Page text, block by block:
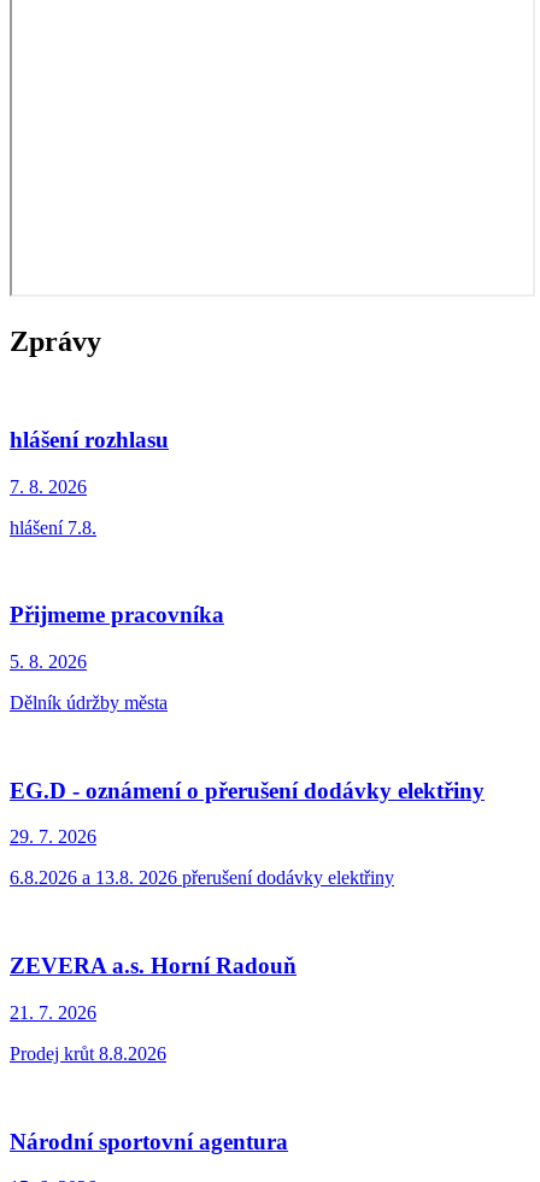
Zprávy
hlášení rozhlasu
7. 8. 2026
hlášení 7.8.
Přijmeme pracovníka
5. 8. 2026
Dělník údržby města
EG.D - oznámení o přerušení dodávky elektřiny
29. 7. 2026
6.8.2026 a 13.8. 2026 přerušení dodávky elektřiny
ZEVERA a.s. Horní Radouň
21. 7. 2026
Prodej krůt 8.8.2026
Národní sportovní agentura